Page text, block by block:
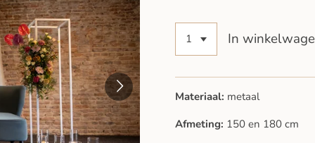
In
Materiaal: metaal
Afmeting: 150 en 180 cm